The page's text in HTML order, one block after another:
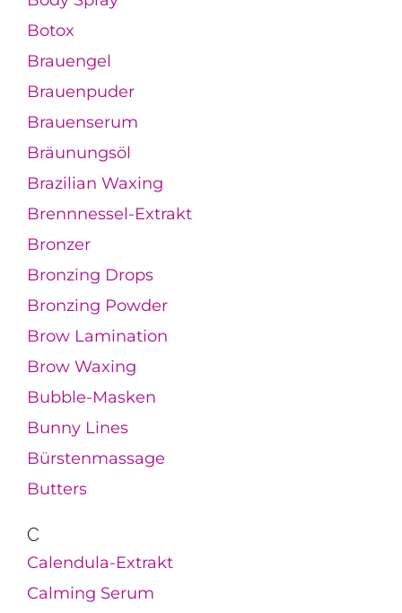
Botox
Brauengel
Brauenpuder
Brauenserum
Bräunungsöl
Brazilian Waxing
Brennnessel-Extrakt
Bronzer
Bronzing Drops
Bronzing Powder
Brow Lamination
Brow Waxing
Bubble-Masken
Bunny Lines
Bürstenmassage
Butters
C
Calendula-Extrakt
Calming Serum